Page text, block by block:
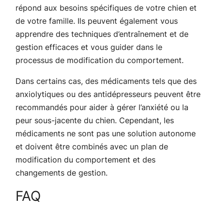
répond aux besoins spécifiques de votre chien et
de votre famille. Ils peuvent également vous
apprendre des techniques d’entraînement et de
gestion efficaces et vous guider dans le
processus de modification du comportement.
Dans certains cas, des médicaments tels que des
anxiolytiques ou des antidépresseurs peuvent être
recommandés pour aider à gérer l’anxiété ou la
peur sous-jacente du chien. Cependant, les
médicaments ne sont pas une solution autonome
et doivent être combinés avec un plan de
modification du comportement et des
changements de gestion.
FAQ